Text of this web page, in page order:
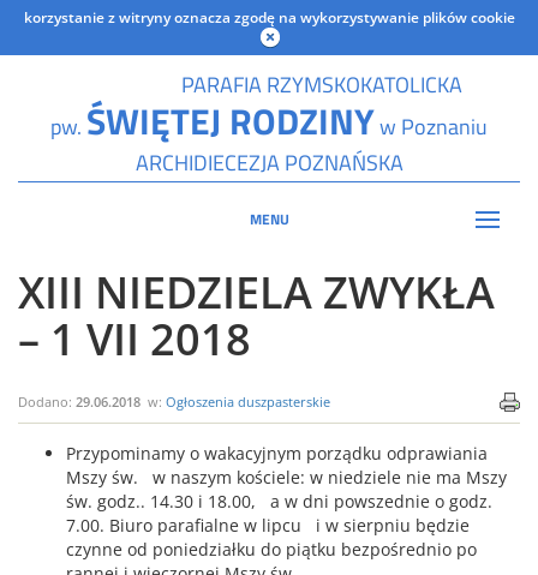
korzystanie z witryny oznacza zgodę na wykorzystywanie plików cookie
PARAFIA RZYMSKOKATOLICKA
pw. ŚWIĘTEJ RODZINYw Poznaniu
ARCHIDIECEZJA POZNAŃSKA
MENU
XIII NIEDZIELA ZWYKŁA
– 1 VII 2018
Dodano: 29.06.2018 w: Ogłoszenia duszpasterskie
Przypominamy o wakacyjnym porządku odprawiania
Mszy św. w naszym kościele: w niedziele nie ma Mszy
św. godz.. 14.30 i 18.00, a w dni powszednie o godz.
7.00. Biuro parafialne w lipcu i w sierpniu będzie
czynne od poniedziałku do piątku bezpośrednio po